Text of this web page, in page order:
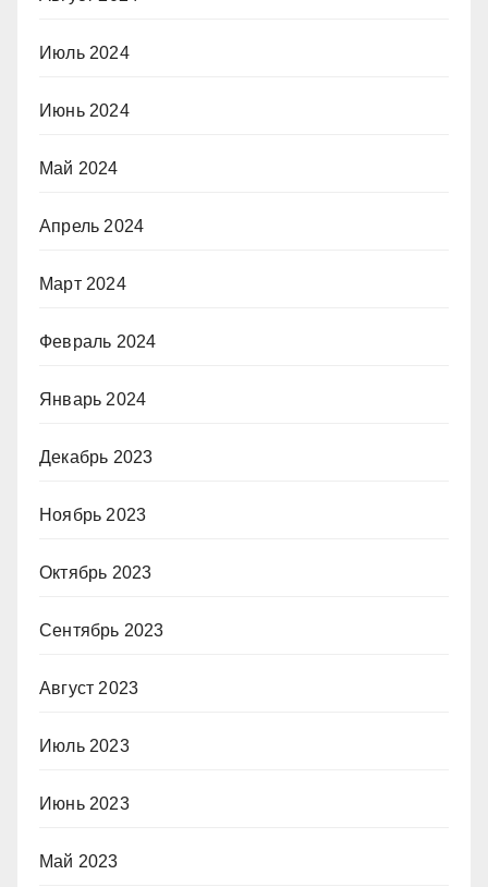
Июль 2024
Июнь 2024
Май 2024
Апрель 2024
Март 2024
Февраль 2024
Январь 2024
Декабрь 2023
Ноябрь 2023
Октябрь 2023
Сентябрь 2023
Август 2023
Июль 2023
Июнь 2023
Май 2023